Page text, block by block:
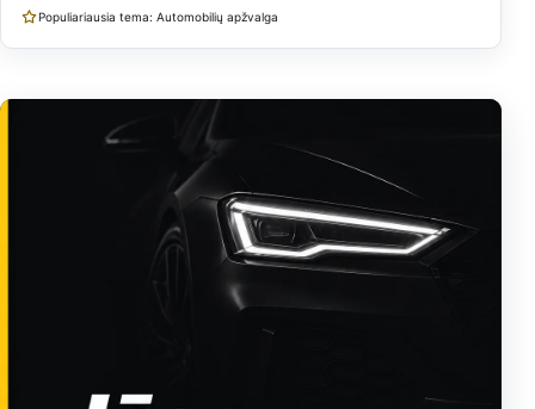
Populiariausia tema: Automobilių apžvalga